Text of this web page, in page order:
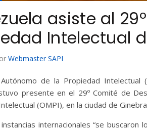
asiste al
Intelectual
Webmaster SAPI
Autónomo de la Propiedad
presente en el 29º Comité de
(OMPI), en la ciudad de
internacionales “se